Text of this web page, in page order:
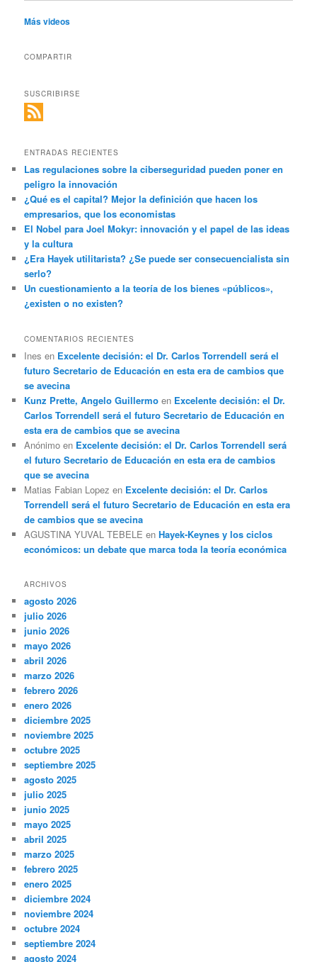
Más videos
COMPARTIR
SUSCRIBIRSE
ENTRADAS RECIENTES
Las regulaciones sobre la ciberseguridad pueden poner en
peligro la innovación
¿Qué es el capital? Mejor la definición que hacen los
empresarios, que los economistas
El Nobel para Joel Mokyr: innovación y el papel de las ideas
y la cultura
¿Era Hayek utilitarista? ¿Se puede ser consecuencialista sin
serlo?
Un cuestionamiento a la teoría de los bienes «públicos»,
¿existen o no existen?
COMENTARIOS RECIENTES
Ines en Excelente decisión: el Dr. Carlos Torrendell será el
futuro Secretario de Educación en esta era de cambios que
se avecina
Kunz Prette, Angelo Guillermo en Excelente decisión: el Dr.
Carlos Torrendell será el futuro Secretario de Educación en
esta era de cambios que se avecina
Anónimo en Excelente decisión: el Dr. Carlos Torrendell será
el futuro Secretario de Educación en esta era de cambios
que se avecina
Matias Fabian Lopez en Excelente decisión: el Dr. Carlos
Torrendell será el futuro Secretario de Educación en esta era
de cambios que se avecina
AGUSTINA YUVAL TEBELE enHayek-Keynes y los ciclos
económicos: un debate que marca toda la teoría económica
ARCHIVOS
agosto 2026
julio 2026
junio 2026
mayo 2026
abril 2026
marzo 2026
febrero 2026
enero 2026
diciembre 2025
noviembre 2025
octubre 2025
septiembre 2025
agosto 2025
julio 2025
junio 2025
mayo 2025
abril 2025
marzo 2025
febrero 2025
enero 2025
diciembre 2024
noviembre 2024
octubre 2024
septiembre 2024
agosto 2024